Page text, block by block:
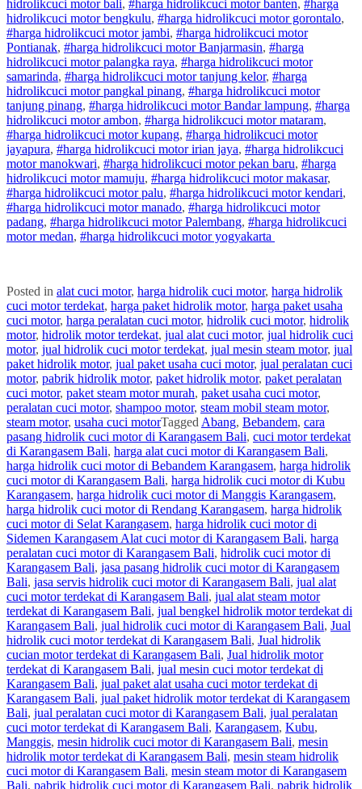
hidrolikcuci motorbali, #harga hidrolikcuci motorbanten, #harga
hidrolikcuci motorbengkulu, #harga hidrolikcuci motorgorontalo,
#harga hidrolikcuci motorjambi, #harga hidrolikcuci motor
Pontianak, #harga hidrolikcuci motorBanjarmasin, #harga
hidrolikcuci motorpalangka raya, #harga hidrolikcuci motor
samarinda, #harga hidrolikcuci motortanjung kelor, #harga
hidrolikcuci motorpangkal pinang, #harga hidrolikcuci motor
tanjung pinang, #harga hidrolikcuci motorBandar lampung, #harga
hidrolikcuci motorambon, #harga hidrolikcuci motormataram,
#harga hidrolikcuci motorkupang, #harga hidrolikcuci motor
jayapura, #harga hidrolikcuci motoririan jaya, #harga hidrolikcuci
motormanokwari, #harga hidrolikcuci motorpekan baru, #harga
hidrolikcuci motormamuju, #harga hidrolikcuci motormakasar,
#harga hidrolikcuci motorpalu, #harga hidrolikcuci motorkendari,
#harga hidrolikcuci motormanado, #harga hidrolikcuci motor
padang, #harga hidrolikcuci motorPalembang, #harga hidrolikcuci
motormedan, #harga hidrolikcuci motoryogyakarta
Posted in alat cuci motor, harga hidrolik cuci motor, harga hidrolik
cuci motor terdekat, harga paket hidrolik motor, harga paket usaha
cuci motor, harga peralatan cuci motor, hidrolik cuci motor, hidrolik
motor, hidrolik motor terdekat, jual alat cuci motor, jual hidrolik cuci
motor, jual hidrolik cuci motor terdekat, jual mesin steam motor, jual
paket hidrolik motor, jual paket usaha cuci motor, jual peralatan cuci
motor, pabrik hidrolik motor, paket hidrolik motor, paket peralatan
cuci motor, paket steam motor murah, paket usaha cuci motor,
peralatan cuci motor, shampoo motor, steam mobil steam motor,
steam motor, usaha cuci motorTagged Abang, Bebandem, cara
pasang hidrolik cuci motor di Karangasem Bali, cuci motor terdekat
di Karangasem Bali, harga alat cuci motor di Karangasem Bali,
harga hidrolik cuci motor di Bebandem Karangasem, harga hidrolik
cuci motor di Karangasem Bali, harga hidrolik cuci motor di Kubu
Karangasem, harga hidrolik cuci motor di Manggis Karangasem,
harga hidrolik cuci motor di Rendang Karangasem, harga hidrolik
cuci motor di Selat Karangasem, harga hidrolik cuci motor di
Sidemen Karangasem Alat cuci motor di Karangasem Bali, harga
peralatan cuci motor di Karangasem Bali, hidrolik cuci motor di
Karangasem Bali, jasa pasang hidrolik cuci motor di Karangasem
Bali, jasa servis hidrolik cuci motor di Karangasem Bali, jual alat
cuci motor terdekat di Karangasem Bali, jual alat steam motor
terdekat di Karangasem Bali, jual bengkel hidrolik motor terdekat di
Karangasem Bali, jual hidrolik cuci motor di Karangasem Bali, Jual
hidrolik cuci motor terdekat di Karangasem Bali, Jual hidrolik
cucian motor terdekat di Karangasem Bali, Jual hidrolik motor
terdekat di Karangasem Bali, jual mesin cuci motor terdekat di
Karangasem Bali, jual paket alat usaha cuci motor terdekat di
Karangasem Bali, jual paket hidrolik motor terdekat di Karangasem
Bali, jual peralatan cuci motor di Karangasem Bali, jual peralatan
cuci motor terdekat di Karangasem Bali, Karangasem, Kubu,
Manggis, mesin hidrolik cuci motor di Karangasem Bali, mesin
hidrolik motor terdekat di Karangasem Bali, mesin steam hidrolik
cuci motor di Karangasem Bali, mesin steam motor di Karangasem
Bali, pabrik hidrolik cuci motor di Karangasem Bali, pabrik hidrolik